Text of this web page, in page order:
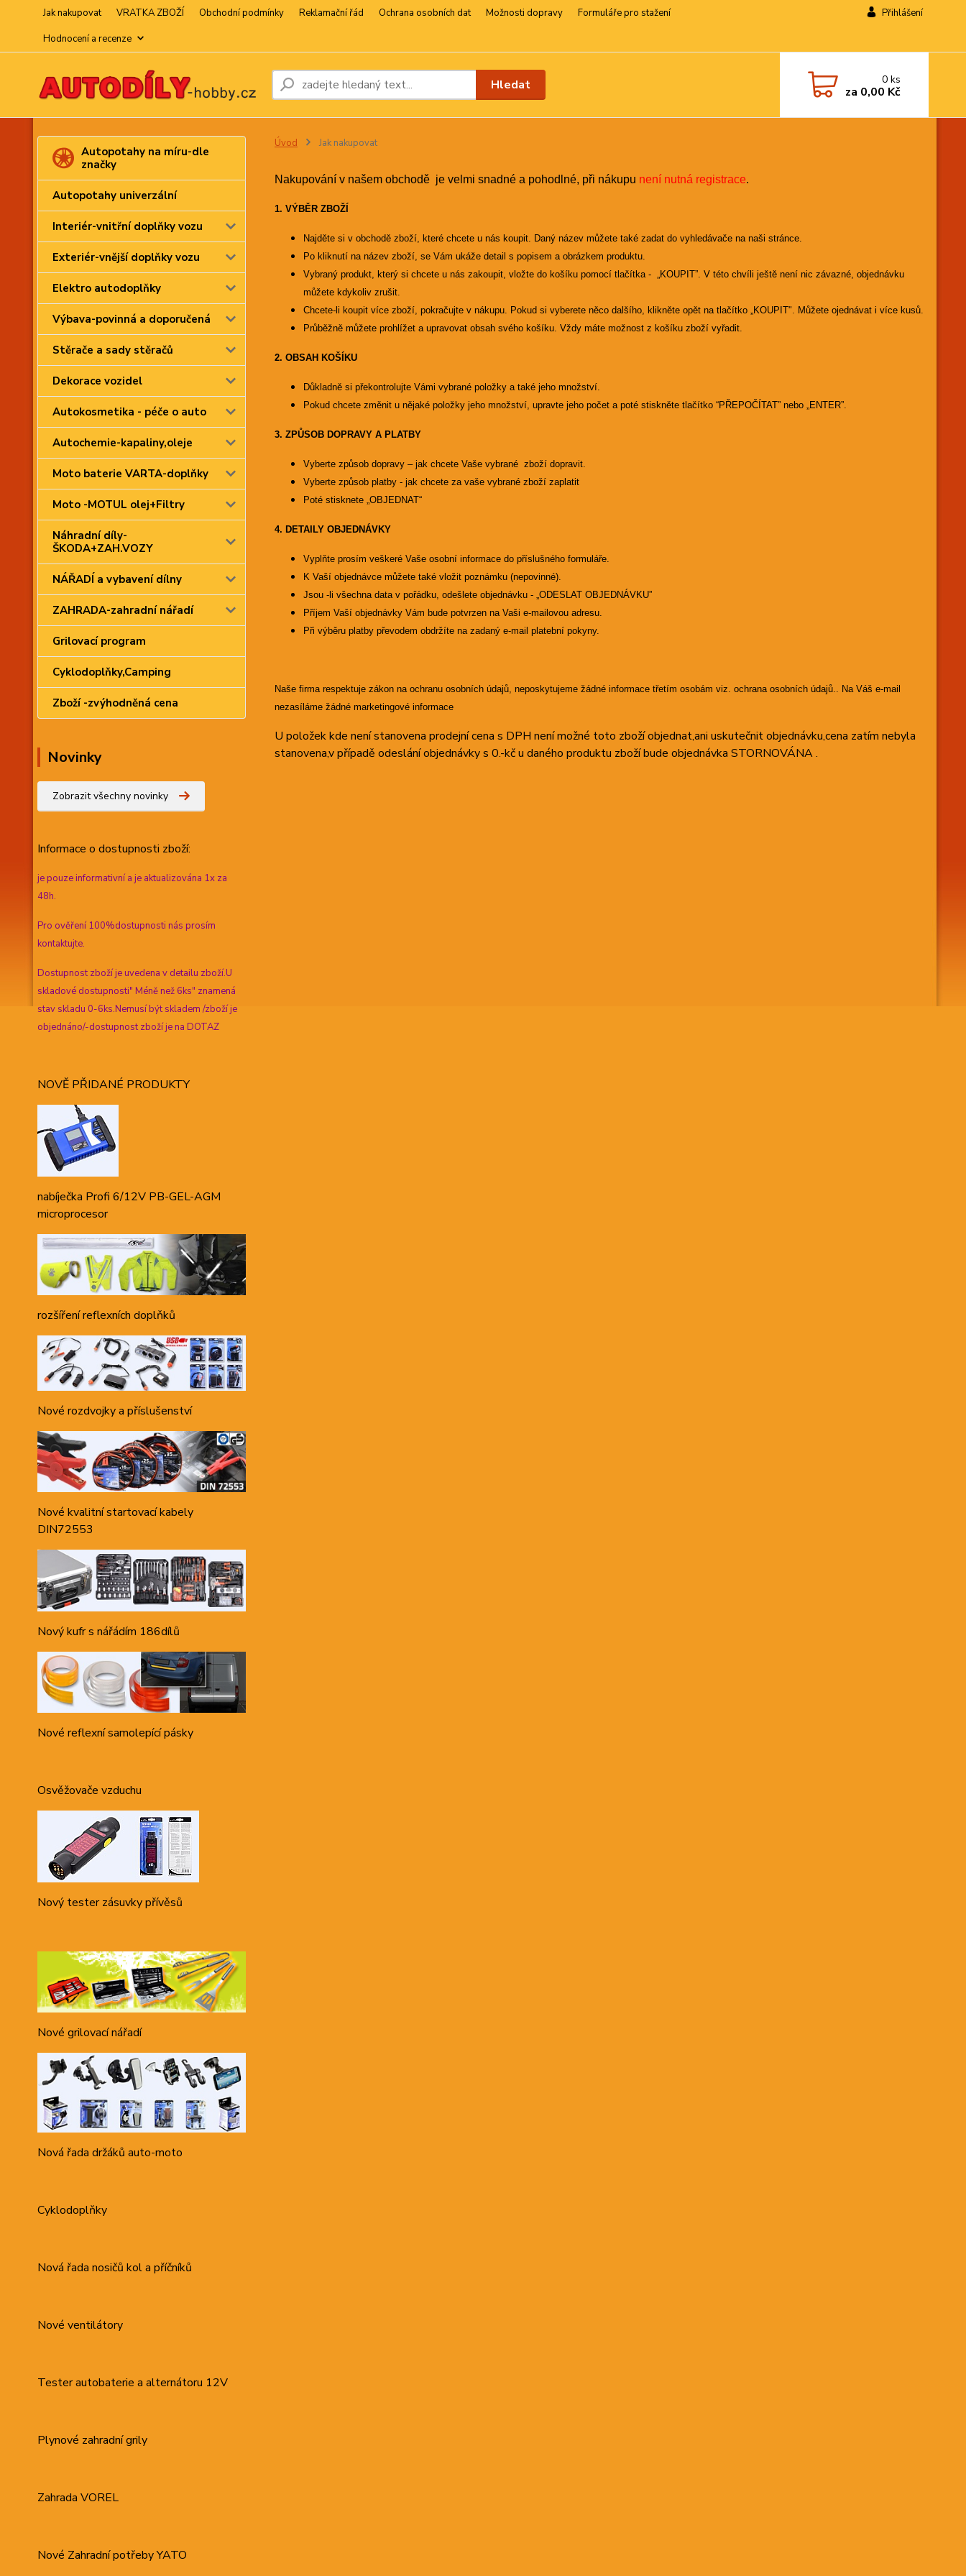
Jak nakupovat VRATKA ZBOŽÍ Obchodní podmínky Reklamační řád Ochrana osobních dat Možnosti dopravy
Formuláře pro stažení
Hodnocení a recenze
Přihlášení
Hledat 0ks
za 0,00 Kč
Autopotahy na míru-dle
značky
Autopotahy univerzální
Interiér-vnitřní doplňky vozu
Exteriér-vnější doplňky vozu
Elektro autodoplňky
Výbava-povinná a doporučená
Stěrače a sady stěračů
Dekorace vozidel
Autokosmetika - péče o auto
Autochemie-kapaliny,oleje
Moto baterie VARTA-doplňky
Moto -MOTUL olej+Filtry
Náhradní díly-
ŠKODA+ZAH.VOZY
NÁŘADÍ a vybavení dílny
ZAHRADA-zahradní nářadí
Grilovací program
Cyklodoplňky,Camping
Zboží -zvýhodněná cena
Novinky
Zobrazit všechny novinky
Informace o dostupnosti zboží:
je pouze informativní a je aktualizována 1x za
48h.
Pro ověření 100%dostupnosti nás prosím
kontaktujte.
Dostupnost zboží je uvedena v detailu zboží.U
skladové dostupnosti" Méně než 6ks" znamená
stav skladu 0-6ks.Nemusí být skladem /zboží je
objednáno/-dostupnost zboží je na DOTAZ
NOVĚ PŘIDANÉ PRODUKTY
nabíječka Profi 6/12V PB-GEL-AGM
microprocesor
rozšíření reflexních doplňků
Nové rozdvojky a příslušenství
Nové kvalitní startovací kabely
DIN72553
Nový kufr s nářádím 186dílů
Nové reflexní samolepící pásky
Osvěžovače vzduchu
Nový tester zásuvky přívěsů
Nové grilovací nářadí
Nová řada držáků auto-moto
Cyklodoplňky
Nová řada nosičů kol a příčníků
Nové ventilátory
Tester autobaterie a alternátoru 12V
Plynové zahradní grily
Zahrada VOREL
Nové Zahradní potřeby YATO
Úvod Jak nakupovat
Nakupování v našem obchodě je velmi snadné a pohodlné, při nákupu není nutná registrace.
1. VÝBĚR ZBOŽÍ
Najděte si v obchodě zboží, které chcete u nás koupit. Daný název můžete také zadat do vyhledávače na naši stránce.
Po kliknutí na název zboží, se Vám ukáže detail s popisem a obrázkem produktu.
Vybraný produkt, který si chcete u nás zakoupit, vložte do košíku pomocí tlačítka - „KOUPIT”. V této chvíli ještě není nic závazné, objednávku
můžete kdykoliv zrušit.
Chcete-li koupit více zboží, pokračujte v nákupu. Pokud si vyberete něco dalšího, klikněte opět na tlačítko „KOUPIT". Můžete ojednávat i více kusů.
Průběžně můžete prohlížet a upravovat obsah svého košíku. Vždy máte možnost z košíku zboží vyřadit.
2. OBSAH KOŠÍKU
Důkladně si překontrolujte Vámi vybrané položky a také jeho množství.
Pokud chcete změnit u nějaké položky jeho množství, upravte jeho počet a poté stiskněte tlačítko “PŘEPOČÍTAT” nebo „ENTER”.
3. ZPŮSOB DOPRAVY A PLATBY
Vyberte způsob dopravy – jak chcete Vaše vybrané zboží dopravit.
Vyberte způsob platby - jak chcete za vaše vybrané zboží zaplatit
Poté stisknete „OBJEDNAT“
4. DETAILY OBJEDNÁVKY
Vyplňte prosím veškeré Vaše osobní informace do příslušného formuláře.
K Vaší objednávce můžete také vložit poznámku (nepovinné).
Jsou -li všechna data v pořádku, odešlete objednávku - „ODESLAT OBJEDNÁVKU”
Příjem Vaší objednávky Vám bude potvrzen na Vaši e-mailovou adresu.
Při výběru platby převodem obdržíte na zadaný e-mail platební pokyny.
Naše firma respektuje zákon na ochranu osobních údajů, neposkytujeme žádné informace třetím osobám viz. ochrana osobních údajů.. Na Váš e-mail
nezasíláme žádné marketingové informace
U položek kde není stanovena prodejní cena s DPH není možné toto zboží objednat,ani uskutečnit objednávku,cena zatím nebyla
stanovena,v případě odeslání objednávky s 0.-kč u daného produktu zboží bude objednávka STORNOVÁNA .